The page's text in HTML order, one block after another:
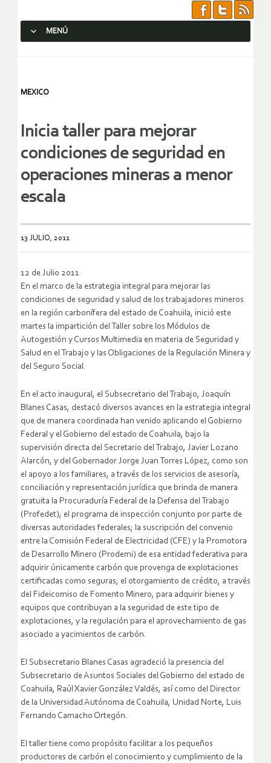
MENÚ
MEXICO
Inicia taller para mejorar
condiciones de seguridad en
operaciones mineras a menor
escala
13 JULIO, 2011
12 de Julio 2011
En el marco de la estrategia integral para mejorar las
condiciones de seguridad y salud de los trabajadores mineros
en la región carbonífera del estado de Coahuila, inició este
martes la impartición del Taller sobre los Módulos de
Autogestión y Cursos Multimedia en materia de Seguridad y
Salud en el Trabajo y las Obligaciones de la Regulación Minera y
del Seguro Social.
En el acto inaugural, el Subsecretario del Trabajo, Joaquín
Blanes Casas, destacó diversos avances en la estrategia integral
que de manera coordinada han venido aplicando el Gobierno
Federal y el Gobierno del estado de Coahuila, bajo la
supervisión directa del Secretario del Trabajo, Javier Lozano
Alarcón, y del Gobernador Jorge Juan Torres López, como son
el apoyo a los familiares, a través de los servicios de asesoría,
conciliación y representación jurídica que brinda de manera
gratuita la Procuraduría Federal de la Defensa del Trabajo
(Profedet); el programa de inspección conjunto por parte de
diversas autoridades federales; la suscripción del convenio
entre la Comisión Federal de Electricidad (CFE) y la Promotora
de Desarrollo Minero (Prodemi) de esa entidad federativa para
adquirir únicamente carbón que provenga de explotaciones
certificadas como seguras; el otorgamiento de crédito, a través
del Fideicomiso de Fomento Minero, para adquirir bienes y
equipos que contribuyan a la seguridad de este tipo de
explotaciones, y la regulación para el aprovechamiento de gas
asociado a yacimientos de carbón.
El Subsecretario Blanes Casas agradeció la presencia del
Subsecretario de Asuntos Sociales del Gobierno del estado de
Coahuila, Raúl Xavier González Valdés, así como del Director
de la Universidad Autónoma de Coahuila, Unidad Norte, Luis
Fernando Camacho Ortegón.
El taller tiene como propósito facilitar a los pequeños
productores de carbón el conocimiento y cumplimiento de la